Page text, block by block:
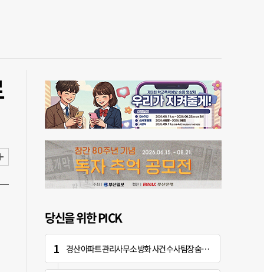
당신을 위한 PICK
경산 아파트 관리사무소 방화 사건 수사팀장 숨진 채 발견